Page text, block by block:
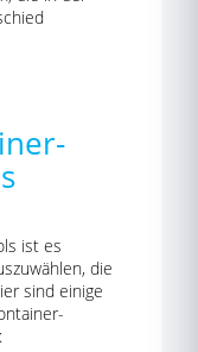
ist es
die
sind einige